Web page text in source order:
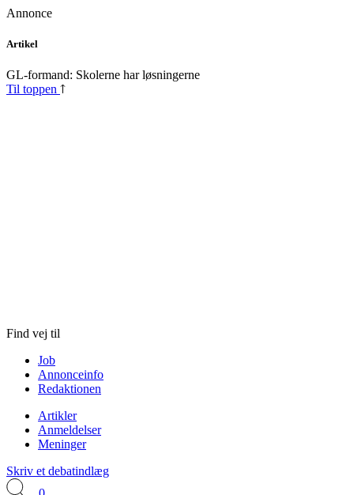
Annonce
Skip
content
Artikel
GL-formand: Skolerne har løsningerne
Til toppen
Find vej til
Job
Annonceinfo
Redaktionen
Artikler
Anmeldelser
Meninger
Skriv et debatindlæg